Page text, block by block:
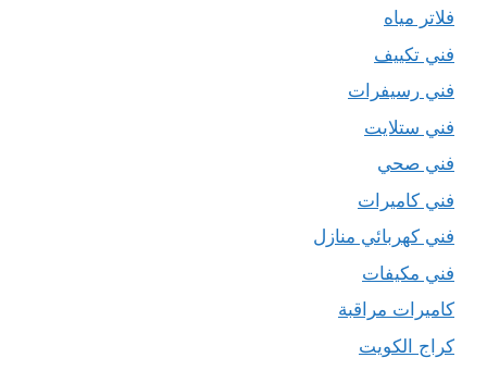
فلاتر مياه
فني تكييف
فني رسيفرات
فني ستلايت
فني صحي
فني كاميرات
فني كهربائي منازل
فني مكيفات
كاميرات مراقبة
كراج الكويت